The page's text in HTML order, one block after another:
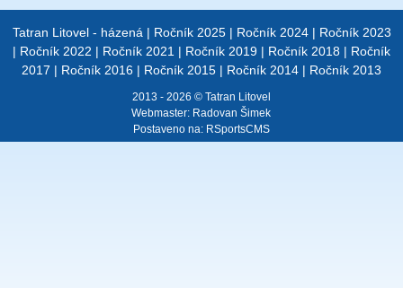
Tatran Litovel - házená | Ročník 2025| Ročník 2024| Ročník 2023
| Ročník 2022 | Ročník 2021 | Ročník 2019 | Ročník 2018 | Ročník
2017 | Ročník 2016 | Ročník 2015 | Ročník 2014 | Ročník 2013
2013 - 2026 © Tatran Litovel
Webmaster: Radovan Šimek
Postaveno na: RSportsCMS